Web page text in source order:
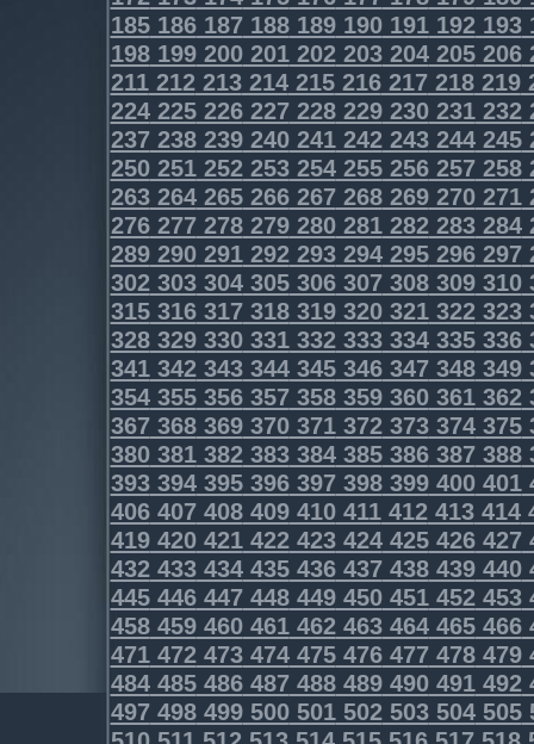
185186187188189190191192193
198199200201202203204205206
211212213214215216217218219
224225226227228229230231232
237238239240241242243244245
250251252253254255256257258
263264265266267268269270271
276277278279280281282283284
289290291292293294295296297
302303304305306307308309310
315316317318319320321322323
328329330331332333334335336
341342343344345346347348349
354355356357358359360361362
367368369370371372373374375
380381382383384385386387388
393394395396397398399400401
406407408409410411412413414
419420421422423424425426427
432433434435436437438439440
445446447448449450451452453
458459460461462463464465466
471472473474475476477478479
484485486487488489490491492
497498499500501502503504505